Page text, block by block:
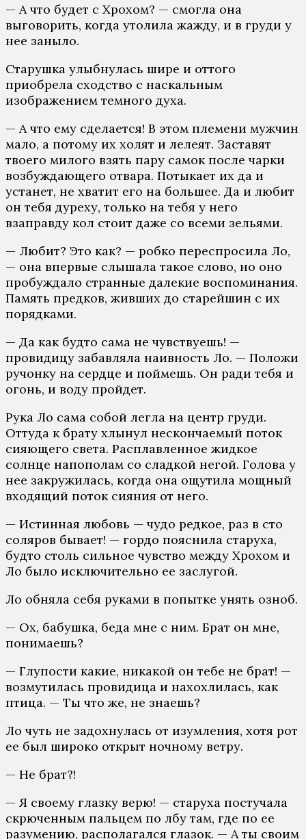
— А что будет с Хрохом? — смогла она
выговорить, когда утолила жажду, и в груди у
нее заныло.
Старушка улыбнулась шире и оттого
приобрела сходство с наскальным
изображением темного духа.
— А что ему сделается! В этом племени мужчин
мало, а потому их холят и лелеят. Заставят
твоего милого взять пару самок после чарки
возбуждающего отвара. Потыкает их да и
устанет, не хватит его на большее. Да и любит
он тебя дуреху, только на тебя у него
взаправду кол стоит даже со всеми зельями.
— Любит? Это как? — робко переспросила Ло,
— она впервые слышала такое слово, но оно
пробуждало странные далекие воспоминания.
Память предков, живших до старейшин с их
порядками.
— Да как будто сама не чувствуешь! —
провидицу забавляла наивность Ло. — Положи
ручонку на сердце и поймешь. Он ради тебя и
огонь, и воду пройдет.
Рука Ло сама собой легла на центр груди.
Оттуда к брату хлынул нескончаемый поток
сияющего света. Расплавленное жидкое
солнце напополам со сладкой негой. Голова у
нее закружилась, когда она ощутила мощный
входящий поток сияния от него.
— Истинная любовь — чудо редкое, раз в сто
соляров бывает! — гордо пояснила старуха,
будто столь сильное чувство между Хрохом и
Ло было исключительно ее заслугой.
Ло обняла себя руками в попытке унять озноб.
— Ох, бабушка, беда мне с ним. Брат он мне,
понимаешь?
— Глупости какие, никакой он тебе не брат! —
возмутилась провидица и нахохлилась, как
птица. — Ты что же, не знаешь?
Ло чуть не задохнулась от изумления, хотя рот
ее был широко открыт ночному ветру.
— Не брат?!
— Я своему глазку верю! — старуха постучала
скрюченным пальцем по лбу там, где по ее
разумению, располагался глазок. — А ты своим